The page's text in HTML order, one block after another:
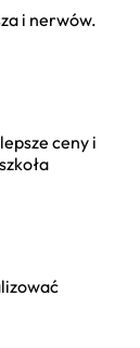
i nerwów.
ceny i